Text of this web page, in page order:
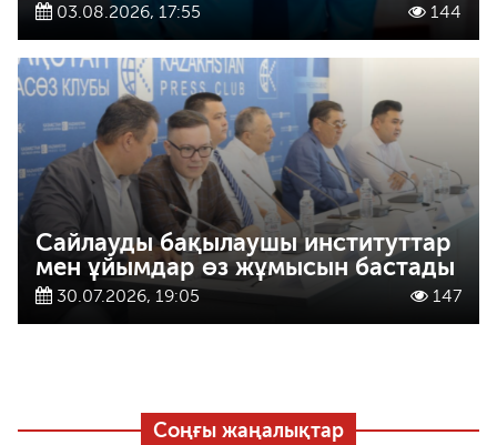
03.08.2026, 17:55 144
Сайлауды бақылаушы институттар
мен ұйымдар өз жұмысын бастады
30.07.2026, 19:05 147
Соңғы жаңалықтар